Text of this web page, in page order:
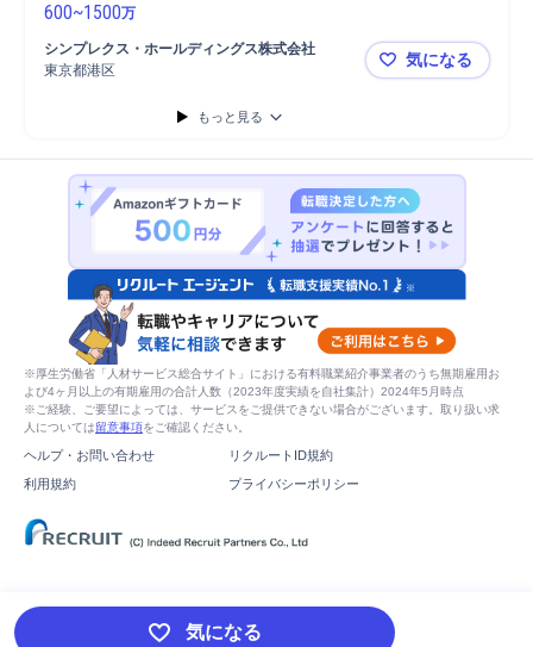
600~1500万
シンプレクス・ホールディングス株式会社
東京都港区
【シンプレ
気になる
もっと見る
気になる
※厚生労働省「人材サービス総合サイト」における有料職業紹介事業者のうち無期雇用お
よび4ヶ月以上の有期雇用の合計人数（2023年度実績を自社集計）2024年5月時点
※ご経験、ご要望によっては、サービスをご提供できない場合がございます。取り扱い求
人については留意事項をご確認ください。
ヘルプ・お問い合わせ
リクルートID規約
利用規約
プライバシーポリシー